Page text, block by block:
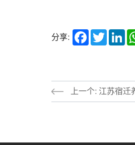
分享: Facebook
Twitter
上一个: 江苏宿迁